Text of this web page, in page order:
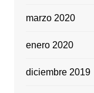
marzo 2020
enero 2020
diciembre 2019